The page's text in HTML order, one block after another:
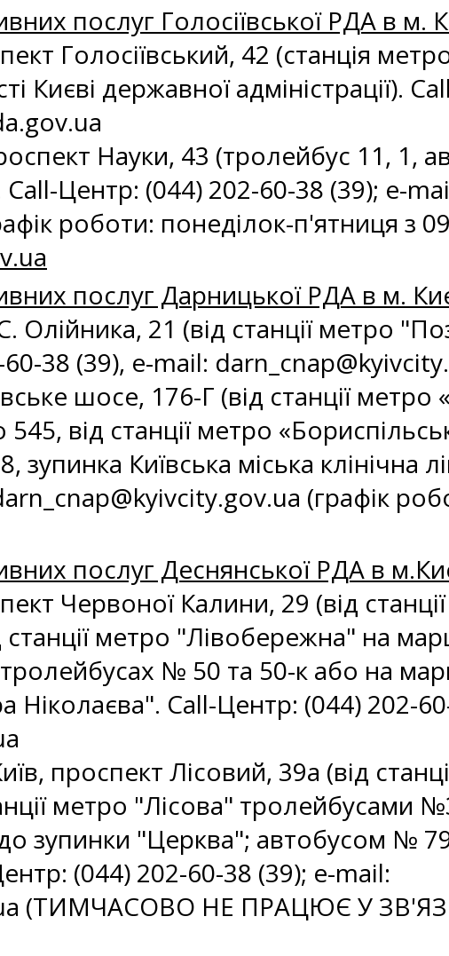
послуг Голосіївської РДА в м.
Голосіївський, 42 (станція
Києві державної адміністрації).
Науки, 43 (тролейбус 11, 1,
Центр: (044) 202-60-38 (39); e-
роботи: понеділок-п'ятниця з
послуг Дарницької РДА в м.
Олійника, 21 (від станції метро
38 (39), e-mail:
шосе, 176-Г (від станції метро
від станції метро
зупинка Київська міська клінічна
(графік
послуг Деснянської РДА в
Червоної Калини, 29 (від
метро "Лівобережна" на
№ 50 та 50-к або на
Ніколаєва". Call-Центр: (044) 202-
проспект Лісовий, 39а (від
метро "Лісова" тролейбусами
зупинки "Церква"; автобусом №
(044) 202-60-38 (39); e-mail:
(ТИМЧАСОВО НЕ ПРАЦЮЄ У